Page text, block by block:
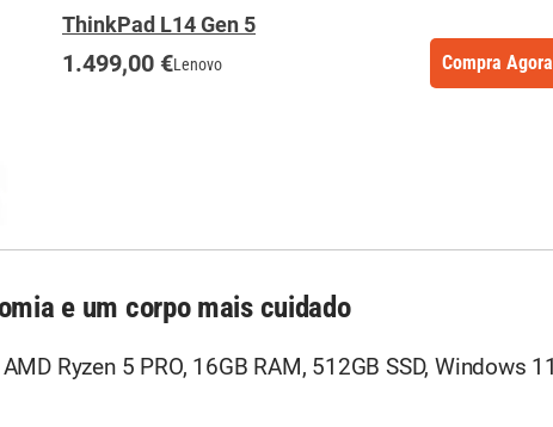
ThinkPad L14 Gen 5
1.499,00 €Lenovo Compra Agora
e um corpo mais cuidado
Ryzen 5 PRO, 16GB RAM, 512GB SSD, Windows 11